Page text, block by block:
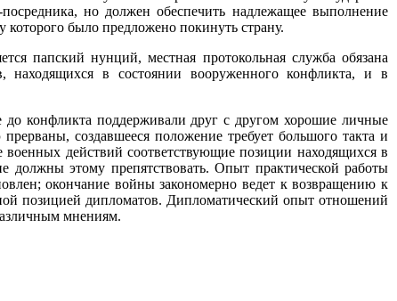
но должен обеспечить надлежащее выполнение
которого было предложено покинуть страну.
папский нунций, местная протокольная служба обязана
находящихся в состоянии вооруженного конфликта, и в
конфликта поддерживали друг с другом хорошие личные
создавшееся положение требует большого такта и
действий соответствующие позиции находящихся в
должны этому препятствовать. Опыт практической работы
окончание войны закономерно ведет к возвращению к
позицией дипломатов. Дипломатический опыт отношений
мнениям.